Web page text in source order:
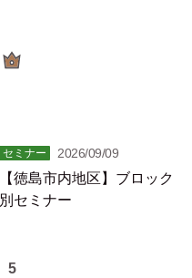
セミナー 2026/09/09
【徳島市内地区】ブロック
別セミナー
5